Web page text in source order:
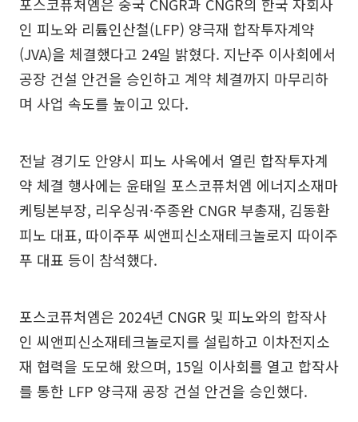
인 피노와 리튬인산철(LFP) 양극재 합작투자계약
(JVA)을 체결했다고 24일 밝혔다. 지난주 이사회에서
공장 건설 안건을 승인하고 계약 체결까지 마무리하
며 사업 속도를 높이고 있다.
전날 경기도 안양시 피노 사옥에서 열린 합작투자계
약 체결 행사에는 윤태일 포스코퓨처엠 에너지소재마
케팅본부장, 리우싱궈·주종완 CNGR 부총재, 김동환
피노 대표, 따이주푸 씨앤피신소재테크놀로지 따이주
푸 대표 등이 참석했다.
포스코퓨처엠은 2024년 CNGR 및 피노와의 합작사
인 씨앤피신소재테크놀로지를 설립하고 이차전지소
재 협력을 도모해 왔으며, 15일 이사회를 열고 합작사
를 통한 LFP 양극재 공장 건설 안건을 승인했다.